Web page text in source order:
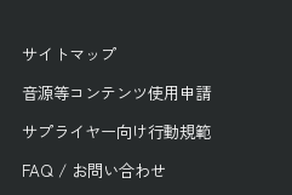
サイトマップ
音源等コンテンツ使用申請
サプライヤー向け行動規範
FAQ / お問い合わせ